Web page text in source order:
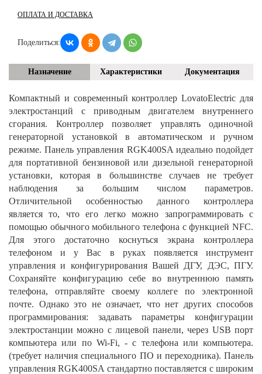
ОПЛАТА И ДОСТАВКА
Поделиться:
Назначение Характеристики Документация
Компактный и современный контроллер LovatoElectric для
электростанций с приводным двигателем внутреннего
сгорания. Контроллер позволяет управлять одиночной
генераторной установкой в автоматическом и ручном
режиме. Панель управления RGK400SA идеально подойдет
для портативной бензиновой или дизельной генераторной
установки, которая в большинстве случаев не требует
наблюдения за большим числом параметров.
Отличительной особенностью данного контроллера
является то, что его легко можно запрограммировать с
помощью обычного мобильного телефона с функцией NFC.
Для этого достаточно коснуться экрана контроллера
телефоном и у Вас в руках появляется инструмент
управления и конфигурирования Вашей ДГУ, ДЭС, ПГУ.
Сохраняйте конфигурацию себе во внутреннюю память
телефона, отправляйте своему коллеге по электронной
почте. Однако это не означает, что нет других способов
программирования: задавать параметры конфигурации
электростанции можно с лицевой панели, через USB порт
компьютера или по Wi-Fi, - с телефона или компьютера.
(требует наличия специального ПО и переходника). Панель
управления RGK400SA стандартно поставляется с широким